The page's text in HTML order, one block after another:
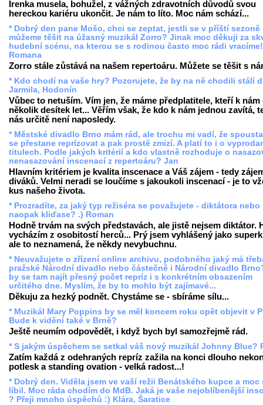
Irenka musela, bohužel, z vážných zdravotních důvodů svou
hereckou kariéru ukončit. Je nám to líto. Moc nám schází...
* Dobrý den pane Mošo, chci se zeptat, jestli se v příští sezoně
můžeme těšit na úžasný muzikál Zorro? Jinak moc děkuji za
hudební scénu, na kterou se s rodinou často moc rádi vracíme!
Romana
Zorro stále zůstává na našem repertoáru. Můžete se těšit s
* Kdo chodí na vaše hry? Pozorujete, že by na ně chodili stálí
Jarmila, Hodonín
Vůbec to netuším. Vím jen, že máme předplatitele, kteří k nám
několik desítek let... Věřím však, že kdo k nám jednou zavítá,
nás určitě není naposledy.
* Městské divadlo Brno mám rád, ale trochu mi vadí, že
se přestane reprízovat a pak prostě zmizí. A platí to i o
titulech. Podle jakých kritérií a kdo vlastně rozhoduje o
nenasazování inscenací z repertoáru? Jan
Hlavním kritériem je kvalita inscenace a Váš zájem - tedy
diváků. Velmi neradi se loučíme s jakoukoli inscenací - je to
kus našeho života.
* Prozradíte, za jaký typ režiséra se považujete - diktátora nebo
naopak kliďase? .) Roman
Hodně trvám na svých představách, ale jistě nejsem diktátor.
vycházím z osobitostí herců... Prý jsem vyhlášený jako
ale to neznamená, že někdy nevybuchnu.
* Neuvažujete o zřízení online archivu, podobného jaký má
pražské Národní divadlo nebo částečně i Národní divadlo
by se tam najít přesný počet repríz i s konkrétním obsazením
určitého dne. Myslím, že by to mohlo být zajímavé...
Děkuju za hezký podnět. Chystáme se - sbíráme sílu...
* Muzikál Mary Poppins by se měl koncem roku opět objevit v
Bude k vidění také v Brně?
Ještě neumím odpovědět, i když bych byl samozřejmě rád.
* S jakým úspěchem se setkal váš nový muzikál Johnny Blue?
Zatím každá z odehraných repríz zažila na konci dlouho
potlesk a standing ovation - velká radost...!
* Dobrý den. Viděla jsem ve vaší režii Benátského kupce a moc
líbil. Moc ráda chodím do MdB. Jaká je vaše nejoblíbenější
? Přeji mnoho úspěchů :) Klára, Šaratice